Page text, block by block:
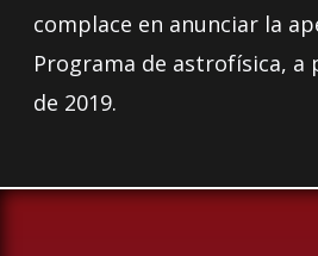
complace en anunciar la
Programa de astrofísica, a
de 2019.